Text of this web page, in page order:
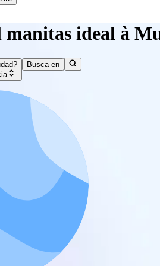
manitas ideal à
Busca en